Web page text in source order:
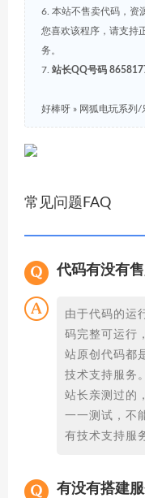
6. 本站不售卖代码，资
您喜欢该程序，请支持
务。
7. 站长QQ号码
好棒呀 » 网狐电玩系列
常见问题FAQ
代码有没有
由于代码的运
码完整可运行
站原创代码都
技术支持服务
站长亲测过的
一一测试，不
有技术支持服
有没有搭建服